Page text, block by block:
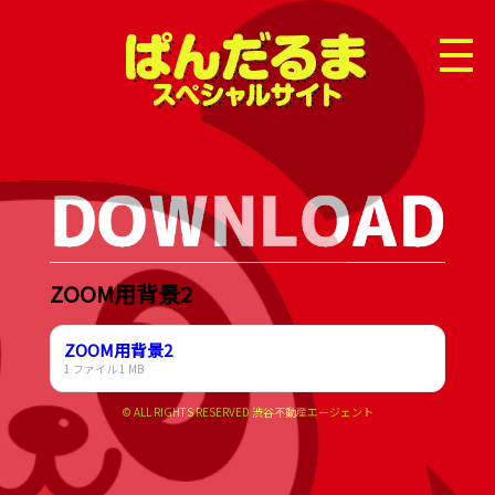
Menu
ZOOM用背景2
ZOOM用背景2
1 ファイル1 MB
© ALL RIGHTS RESERVED 渋谷不動産エージェント